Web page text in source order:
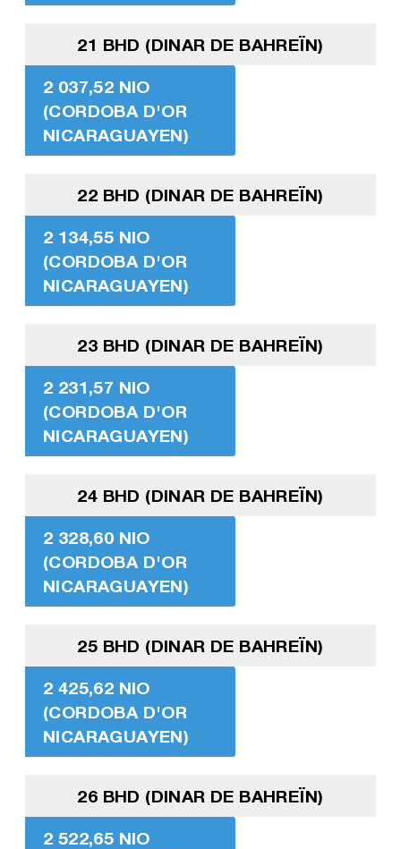
21 BHD (DINAR DE BAHREÏN)
2 037,52 NIO
(CORDOBA D'OR
NICARAGUAYEN)
22 BHD (DINAR DE BAHREÏN)
2 134,55 NIO
(CORDOBA D'OR
NICARAGUAYEN)
23 BHD (DINAR DE BAHREÏN)
2 231,57 NIO
(CORDOBA D'OR
NICARAGUAYEN)
24 BHD (DINAR DE BAHREÏN)
2 328,60 NIO
(CORDOBA D'OR
NICARAGUAYEN)
25 BHD (DINAR DE BAHREÏN)
2 425,62 NIO
(CORDOBA D'OR
NICARAGUAYEN)
26 BHD (DINAR DE BAHREÏN)
2 522,65 NIO